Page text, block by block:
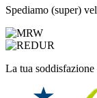
Spediamo (super)
La tua